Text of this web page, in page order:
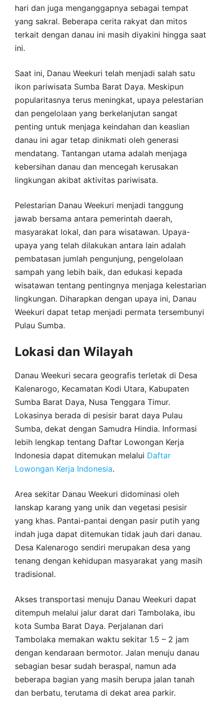
hari dan juga menganggapnya sebagai tempat
yang sakral. Beberapa cerita rakyat dan mitos
terkait dengan danau ini masih diyakini hingga saat
ini.
Saat ini, Danau Weekuri telah menjadi salah satu
ikon pariwisata Sumba Barat Daya. Meskipun
popularitasnya terus meningkat, upaya pelestarian
dan pengelolaan yang berkelanjutan sangat
penting untuk menjaga keindahan dan keaslian
danau ini agar tetap dinikmati oleh generasi
mendatang. Tantangan utama adalah menjaga
kebersihan danau dan mencegah kerusakan
lingkungan akibat aktivitas pariwisata.
Pelestarian Danau Weekuri menjadi tanggung
jawab bersama antara pemerintah daerah,
masyarakat lokal, dan para wisatawan. Upaya-
upaya yang telah dilakukan antara lain adalah
pembatasan jumlah pengunjung, pengelolaan
sampah yang lebih baik, dan edukasi kepada
wisatawan tentang pentingnya menjaga kelestarian
lingkungan. Diharapkan dengan upaya ini, Danau
Weekuri dapat tetap menjadi permata tersembunyi
Pulau Sumba.
Lokasi dan Wilayah
Danau Weekuri secara geografis terletak di Desa
Kalenarogo, Kecamatan Kodi Utara, Kabupaten
Sumba Barat Daya, Nusa Tenggara Timur.
Lokasinya berada di pesisir barat daya Pulau
Sumba, dekat dengan Samudra Hindia. Informasi
lebih lengkap tentang Daftar Lowongan Kerja
Indonesia dapat ditemukan melalui Daftar
Lowongan Kerja Indonesia.
Area sekitar Danau Weekuri didominasi oleh
lanskap karang yang unik dan vegetasi pesisir
yang khas. Pantai-pantai dengan pasir putih yang
indah juga dapat ditemukan tidak jauh dari danau.
Desa Kalenarogo sendiri merupakan desa yang
tenang dengan kehidupan masyarakat yang masih
tradisional.
Akses transportasi menuju Danau Weekuri dapat
ditempuh melalui jalur darat dari Tambolaka, ibu
kota Sumba Barat Daya. Perjalanan dari
Tambolaka memakan waktu sekitar 1.5 – 2 jam
dengan kendaraan bermotor. Jalan menuju danau
sebagian besar sudah beraspal, namun ada
beberapa bagian yang masih berupa jalan tanah
dan berbatu, terutama di dekat area parkir.